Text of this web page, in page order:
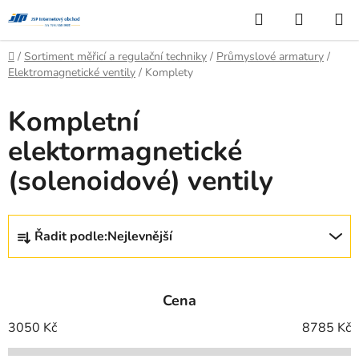
na
obsah
Hledat
KOŠÍK
Domů
/ Sortiment měřicí a regulační techniky / Průmyslové armatury /
Elektromagnetické ventily / Komplety
Kompletní
elektormagnetické
(solenoidové) ventily
Ř
z
í
p
Řadit podle:Nejlevnější
Cena
3050 Kč 8785 Kč